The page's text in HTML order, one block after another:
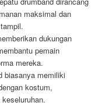
maksimal dan
dukungan
pemain
mereka.
biasanya memiliki
kostum,